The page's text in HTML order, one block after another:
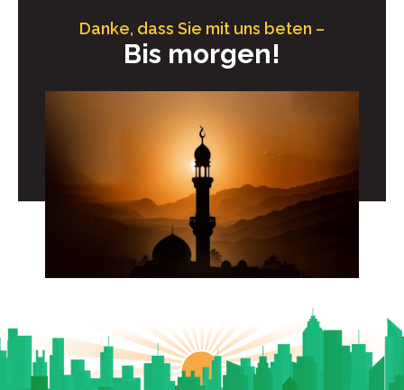
Danke, dass Sie mit uns beten –
Bis morgen!